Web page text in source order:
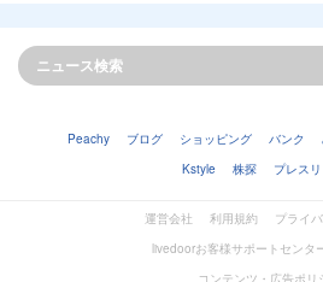
Peachy ブログ ショッピング バンク
Kstyle
株探 プレス
運営会社 利用規約
プライ
livedoorお客様サポートセンタ